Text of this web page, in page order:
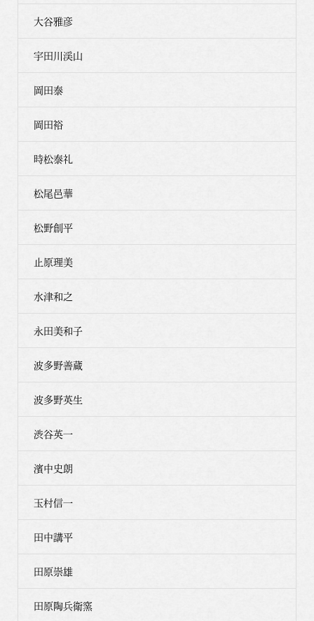
大谷雅彦
宇田川渓山
岡田泰
岡田裕
時松泰礼
松尾邑華
松野創平
止原理美
水津和之
永田美和子
波多野善蔵
波多野英生
渋谷英一
濱中史朗
玉村信一
田中講平
田原崇雄
田原陶兵衛窯